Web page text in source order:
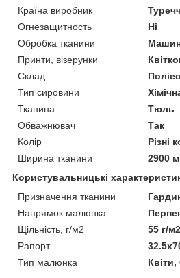
Країна виробник
Огнезащитность
Ні
Обробка тканини
Принти, візерунки
Склад
Тип сировини
Тканина
Тюль
Обважнювач
Так
Колір
Різні
Ширина тканини
2900
Користувальницькі
Призначення тканини
Напрямок малюнка
Щільність, г/м2
55 г/м2
Рапорт
Тип малюнка